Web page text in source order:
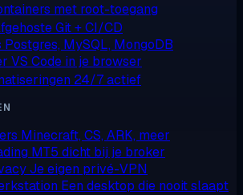
met root-toegang
Git + CI/CD
Postgres, MySQL, MongoDB
VS Code in je browser
24/7 actief
Minecraft, CS, ARK, meer
MT5 dicht bij je broker
Je eigen privé-VPN
Een desktop die nooit slaapt